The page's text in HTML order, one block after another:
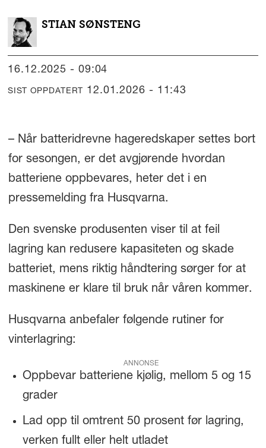
STIAN SØNSTENG
16.12.2025 - 09:04
SIST OPPDATERT 12.01.2026 - 11:43
– Når batteridrevne hageredskaper settes bort
for sesongen, er det avgjørende hvordan
batteriene oppbevares, heter det i en
pressemelding fra Husqvarna.
Den svenske produsenten viser til at feil
lagring kan redusere kapasiteten og skade
batteriet, mens riktig håndtering sørger for at
maskinene er klare til bruk når våren kommer.
Husqvarna anbefaler følgende rutiner for
vinterlagring:
ANNONSE
Oppbevar batteriene kjølig, mellom 5 og 15
grader
Lad opp til omtrent 50 prosent før lagring,
verken fullt eller helt utladet